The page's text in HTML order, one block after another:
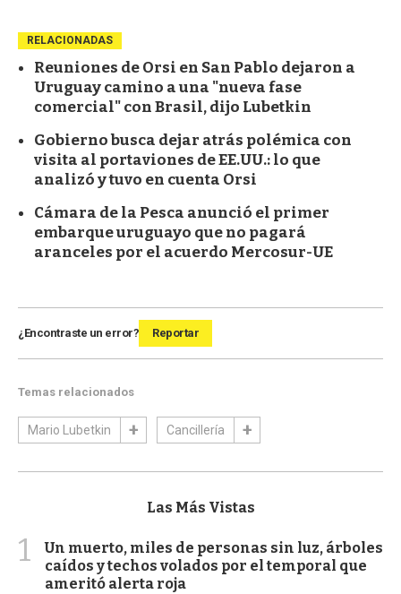
RELACIONADAS
Reuniones de Orsi en San Pablo dejaron a
Uruguay camino a una "nueva fase
comercial" con Brasil, dijo Lubetkin
Gobierno busca dejar atrás polémica con
visita al portaviones de EE.UU.: lo que
analizó y tuvo en cuenta Orsi
Cámara de la Pesca anunció el primer
embarque uruguayo que no pagará
aranceles por el acuerdo Mercosur-UE
¿Encontraste un error? Reportar
Temas relacionados
Mario Lubetkin Cancillería
Las Más Vistas
1
Un muerto, miles de personas sin luz, árboles
caídos y techos volados por el temporal que
ameritó alerta roja